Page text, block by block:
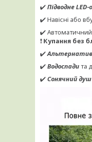
✔️Підводне
✔️ Навісні або
✔️ Автоматичний
❗ Купання без
✔️
✔️Водоспадита
✔️Сонячний душ